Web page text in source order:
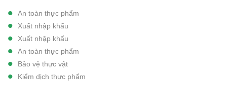
An toàn thực phẩm
Xuất nhập khẩu
Xuất nhập khẩu
An toàn thực phẩm
Bảo vệ thực vật
Kiểm dịch thực phẩm